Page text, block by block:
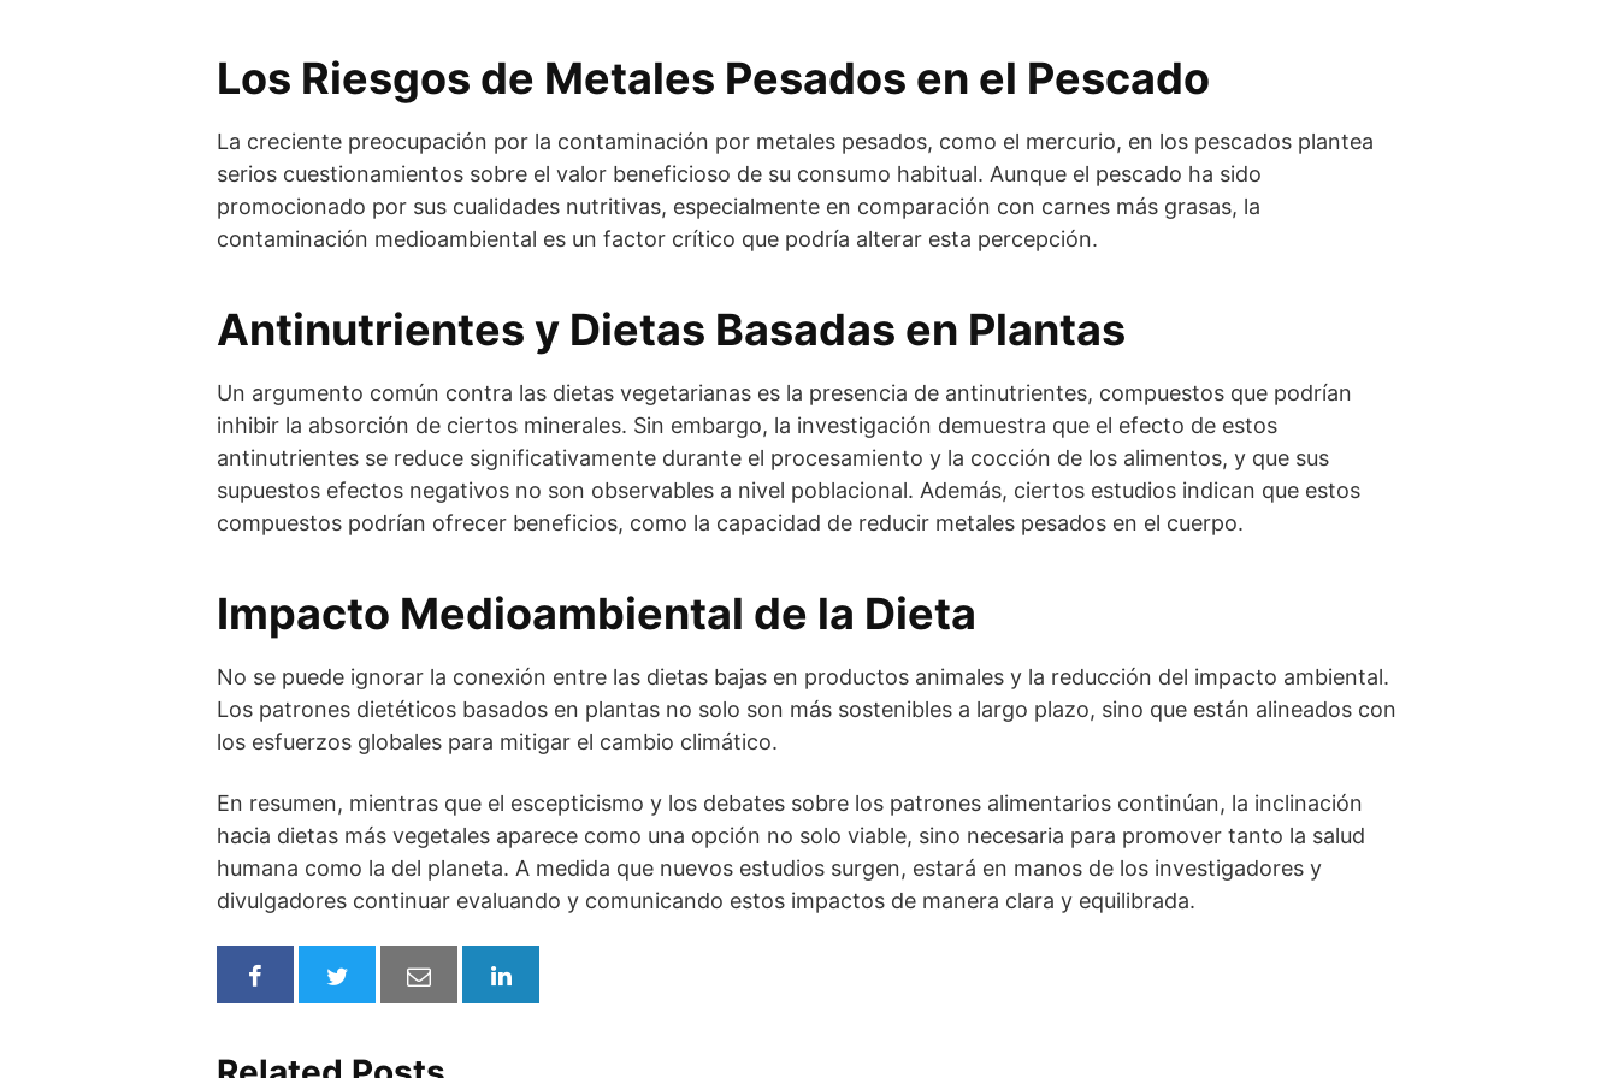
Los Riesgos de Metales Pesados en el Pescado
La creciente preocupación por la contaminación por metales pesados, como el mercurio, en los pescados plantea
serios cuestionamientos sobre el valor beneficioso de su consumo habitual. Aunque el pescado ha sido
promocionado por sus cualidades nutritivas, especialmente en comparación con carnes más grasas, la
contaminación medioambiental es un factor crítico que podría alterar esta percepción.
Antinutrientes y Dietas Basadas en Plantas
Un argumento común contra las dietas vegetarianas es la presencia de antinutrientes, compuestos que podrían
inhibir la absorción de ciertos minerales. Sin embargo, la investigación demuestra que el efecto de estos
antinutrientes se reduce significativamente durante el procesamiento y la cocción de los alimentos, y que sus
supuestos efectos negativos no son observables a nivel poblacional. Además, ciertos estudios indican que estos
compuestos podrían ofrecer beneficios, como la capacidad de reducir metales pesados en el cuerpo.
Impacto Medioambiental de la Dieta
No se puede ignorar la conexión entre las dietas bajas en productos animales y la reducción del impacto ambiental.
Los patrones dietéticos basados en plantas no solo son más sostenibles a largo plazo, sino que están alineados con
los esfuerzos globales para mitigar el cambio climático.
En resumen, mientras que el escepticismo y los debates sobre los patrones alimentarios continúan, la inclinación
hacia dietas más vegetales aparece como una opción no solo viable, sino necesaria para promover tanto la salud
humana como la del planeta. A medida que nuevos estudios surgen, estará en manos de los investigadores y
divulgadores continuar evaluando y comunicando estos impactos de manera clara y equilibrada.